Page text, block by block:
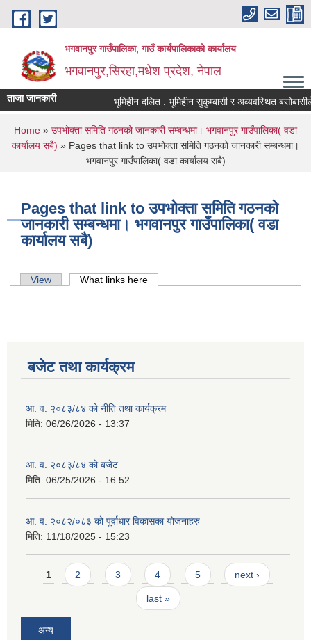
Skip to main content
भगवानपुर गाउँपालिका, गाउँ कार्यपालिकाको कार्यालय
भगवानपुर,सिरहा,मधेश प्रदेश, नेपाल
ताजा जानकारी भूमिहीन दलित . भूमिहीन सुकुम्बासी र अव्यवस्थित बसोबासीले
You are here
Home » उपभोक्ता समिति गठनको जानकारी सम्बन्धमा। भगवानपुर गाउँपालिका( वडा
कार्यालय सबै) » Pages that link to उपभोक्ता समिति गठनको जानकारी सम्बन्धमा।
भगवानपुर गाउँपालिका( वडा कार्यालय सबै)
Pages that link to उपभोक्ता समिति गठनको
जानकारी सम्बन्धमा। भगवानपुर गाउँपालिका( वडा
कार्यालय सबै)
Primary tabs
View What links here
बजेट तथा कार्यक्रम
आ. व. २०८३/८४ को नीति तथा कार्यक्रम
मिति: 06/26/2026 - 13:37
आ. व. २०८३/८४ को बजेट
मिति: 06/25/2026 - 16:52
आ. व. २०८२/०८३ को पूर्वाधार विकासका योजनाहरु
मिति: 11/18/2025 - 15:23
Pages
1 2 3 4 5 next ›
last »
अन्य